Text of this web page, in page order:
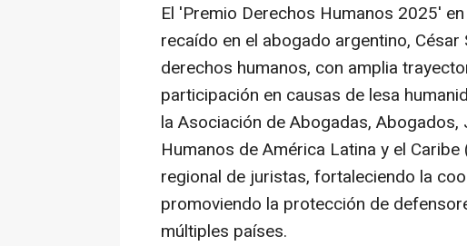
El 'Premio Derechos Humanos 2025'
recaído en el abogado argentino,
derechos humanos, con amplia
participación en causas de lesa
la Asociación de Abogadas,
Humanos de América Latina y el
regional de juristas, fortaleciendo la
promoviendo la protección de
múltiples países.